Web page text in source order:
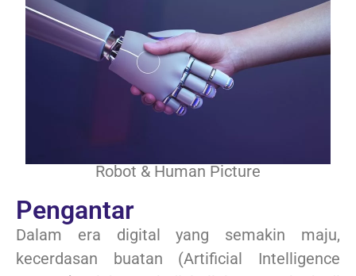
Robot & Human Picture
Pengantar
Dalam era digital yang semakin maju,
kecerdasan buatan (Artificial Intelligence